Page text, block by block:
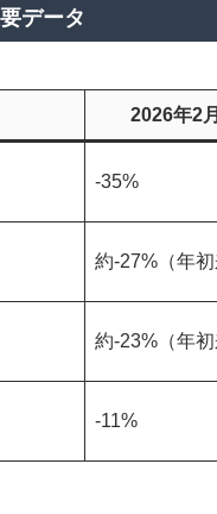
データ
2026年2
-35%
約-27%（年初
約-23%（年初
-11%